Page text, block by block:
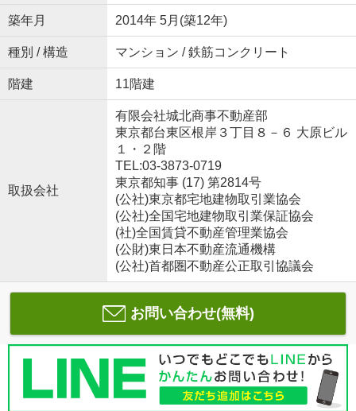
築年月 2014年 5月(築12年)
種別 / 構造 マンション / 鉄筋コンクリート
階建 11階建
取扱会社
有限会社城北商事不動産部
東京都台東区根岸３丁目８－６ 大原ビル
１・２階
TEL:03-3873-0719
東京都知事 (17) 第2814号
(公社)東京都宅地建物取引業協会
(公社)全国宅地建物取引業保証協会
(社)全国賃貸不動産管理業協会
(公財)東日本不動産流通機構
(公社)首都圏不動産公正取引協議会
お問い合わせ(無料)